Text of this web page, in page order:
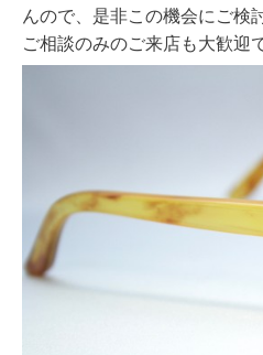
んので、 是非この機会にご検
ご相談のみのご来店も大歓迎